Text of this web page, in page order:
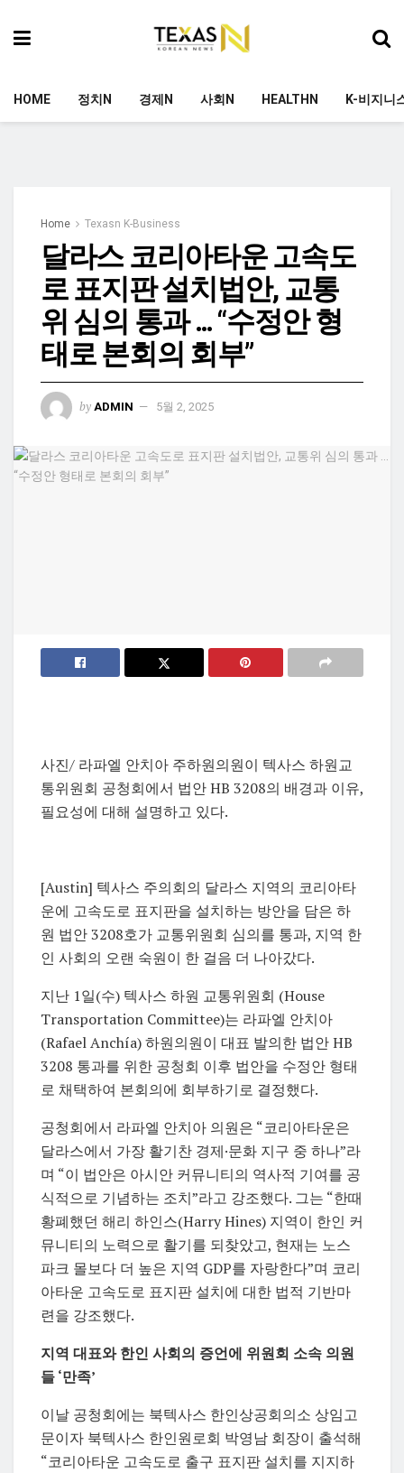
HOME 정치N 경제N 사회N HEALTHN K-비지니
Home Texasn K-Business
달라스 코리아타운 고속도
로 표지판 설치법안, 교통
위 심의 통과 … “수정안 형
태로 본회의 회부”
by ADMIN 5월 2, 2025
사진/ 라파엘 안치아 주하원의원이 텍사스 하원교
통위원회 공청회에서 법안 HB 3208의 배경과 이유,
필요성에 대해 설명하고 있다.
[Austin] 텍사스 주의회의 달라스 지역의 코리아타
운에 고속도로 표지판을 설치하는 방안을 담은 하
원 법안 3208호가 교통위원회 심의를 통과, 지역 한
인 사회의 오랜 숙원이 한 걸음 더 나아갔다.
지난 1일(수) 텍사스 하원 교통위원회 (House
Transportation Committee)는 라파엘 안치아
(Rafael Anchía) 하원의원이 대표 발의한 법안 HB
3208 통과를 위한 공청회 이후 법안을 수정안 형태
로 채택하여 본회의에 회부하기로 결정했다.
공청회에서 라파엘 안치아 의원은 “코리아타운은
달라스에서 가장 활기찬 경제·문화 지구 중 하나”라
며 “이 법안은 아시안 커뮤니티의 역사적 기여를 공
식적으로 기념하는 조치”라고 강조했다. 그는 “한때
황폐했던 해리 하인스(Harry Hines) 지역이 한인 커
뮤니티의 노력으로 활기를 되찾았고, 현재는 노스
파크 몰보다 더 높은 지역 GDP를 자랑한다”며 코리
아타운 고속도로 표지판 설치에 대한 법적 기반마
련을 강조했다.
지역 대표와 한인 사회의 증언에 위원회 소속 의원
들 ‘만족’
이날 공청회에는 북텍사스 한인상공회의소 상임고
문이자 북텍사스 한인원로회 박영남 회장이 출석해
“코리아타운 고속도로 출구 표지판 설치를 지지하